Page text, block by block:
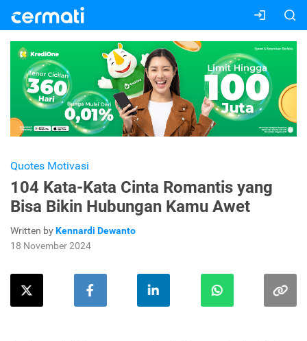
Quotes Motivasi
104 Kata-Kata Cinta Romantis yang
Bisa Bikin Hubungan Kamu Awet
Written byKennardi Dewanto
18 November 2024